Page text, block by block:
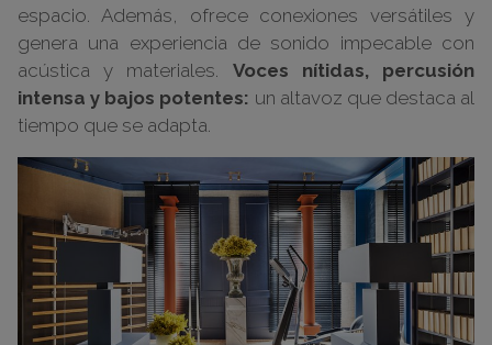
espacio. Además, ofrece conexiones versátiles y
genera una experiencia de sonido impecable con
acústica y materiales. Voces nítidas, percusión
intensa y bajos potentes: un altavoz que destaca al
tiempo que se adapta.